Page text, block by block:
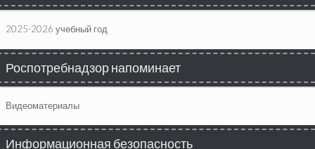
2025-2026 учебный год
Роспотребнадзор напоминает
Видеоматериалы
Информационная безопасность